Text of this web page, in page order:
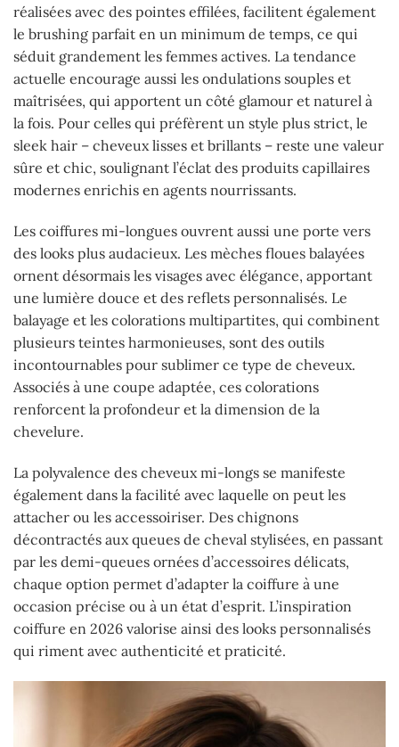
réalisées avec des pointes effilées, facilitent également
le brushing parfait en un minimum de temps, ce qui
séduit grandement les femmes actives. La tendance
actuelle encourage aussi les ondulations souples et
maîtrisées, qui apportent un côté glamour et naturel à
la fois. Pour celles qui préfèrent un style plus strict, le
sleek hair – cheveux lisses et brillants – reste une valeur
sûre et chic, soulignant l’éclat des produits capillaires
modernes enrichis en agents nourrissants.
Les coiffures mi-longues ouvrent aussi une porte vers
des looks plus audacieux. Les mèches floues balayées
ornent désormais les visages avec élégance, apportant
une lumière douce et des reflets personnalisés. Le
balayage et les colorations multipartites, qui combinent
plusieurs teintes harmonieuses, sont des outils
incontournables pour sublimer ce type de cheveux.
Associés à une coupe adaptée, ces colorations
renforcent la profondeur et la dimension de la
chevelure.
La polyvalence des cheveux mi-longs se manifeste
également dans la facilité avec laquelle on peut les
attacher ou les accessoiriser. Des chignons
décontractés aux queues de cheval stylisées, en passant
par les demi-queues ornées d’accessoires délicats,
chaque option permet d’adapter la coiffure à une
occasion précise ou à un état d’esprit. L’inspiration
coiffure en 2026 valorise ainsi des looks personnalisés
qui riment avec authenticité et praticité.